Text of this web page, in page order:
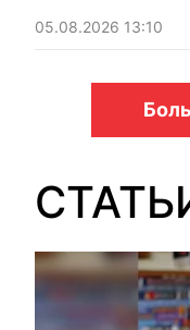
05.08.2026 13:10